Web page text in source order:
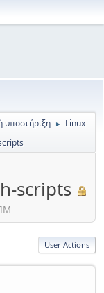
υποστήριξη ► Linux
scripts
User Actions